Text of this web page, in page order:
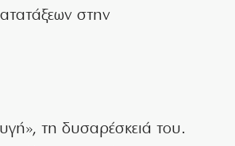
στην
τη δυσαρέσκειά του.